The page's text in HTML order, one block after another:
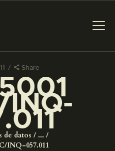
Share
INQ-
de datos
...
INQ-057.011
VISITA